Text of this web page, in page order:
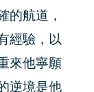
的航道，
經驗，以
來他寧願
逆境是他